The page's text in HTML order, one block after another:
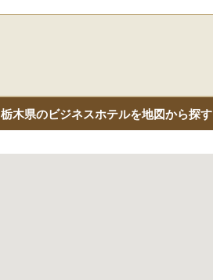
栃木県のビジネスホテルを地図から探す